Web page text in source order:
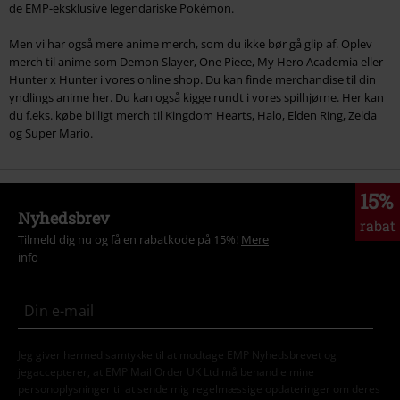
de EMP-eksklusive legendariske Pokémon.
Men vi har også mere anime merch, som du ikke bør gå glip af. Oplev
merch til anime som Demon Slayer, One Piece, My Hero Academia eller
Hunter x Hunter i vores online shop. Du kan finde merchandise til din
yndlings anime her. Du kan også kigge rundt i vores spilhjørne. Her kan
du f.eks. købe billigt merch til Kingdom Hearts, Halo, Elden Ring, Zelda
og Super Mario.
15%
rabat
Nyhedsbrev
Tilmeld dig nu og få en rabatkode på 15%! Mere
info
Jeg giver hermed samtykke til at modtage EMP Nyhedsbrevet og
jegaccepterer, at EMP Mail Order UK Ltd må behandle mine
personoplysninger til at sende mig regelmæssige opdateringer om deres